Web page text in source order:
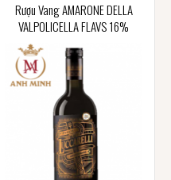
Rượu Vang AMARONE DELLA
VALPOLICELLA FLAVS 16%